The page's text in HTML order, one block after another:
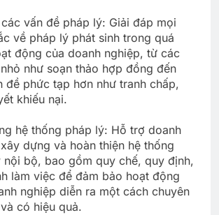
vấn đề pháp lý: Giải đáp mọi
về pháp lý phát sinh trong quá
động của doanh nghiệp, từ các
như soạn thảo hợp đồng đến
đề phức tạp hơn như tranh chấp,
khiếu nại.
hệ thống pháp lý: Hỗ trợ doanh
dựng và hoàn thiện hệ thống
nội bộ, bao gồm quy chế, quy định,
làm việc để đảm bảo hoạt động
nghiệp diễn ra một cách chuyên
có hiệu quả.